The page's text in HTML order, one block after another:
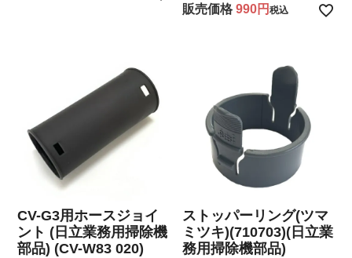
販売価格 990 税込
CV-G3用ホースジョイ
ント (日立業務用掃除機
部品) (CV-W83 020)
ストッパーリング(ツマ
ミツキ)(710703)(日立業
務用掃除機部品)